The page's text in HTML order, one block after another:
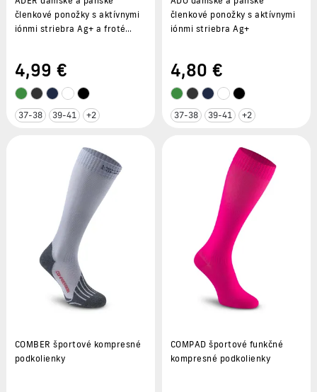
členkové ponožky s aktívnymi
iónmi striebra Ag+ a froté
4,99 €
37-38 39-41 +2
členkové ponožky s aktívnymi
iónmi striebra Ag+
4,80 €
37-38 39-41 +2
COMBER športové kompresné
podkolienky
COMPAD športové funkčné
kompresné podkolienky